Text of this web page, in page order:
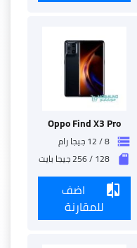
Oppo Find X3 Pro
storage 8 / 12 جيجا رام
sd_storage 128 / 256 جيجا بايت
compare
اضف
للمقارنة